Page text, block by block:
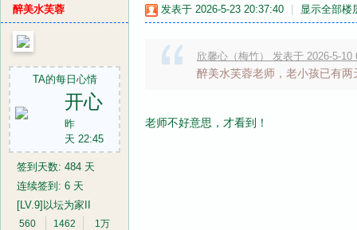
醉美水芙蓉
TA的每日心情
开心
昨
天 22:45
签到天数: 484 天
连续签到: 6 天
[LV.9]以坛为家II
560
1462
1万
发表于 2026-5-23 20:37:40 显示全部楼
欣馨心（梅竹） 发表于 2026-5-10
醉美水芙蓉老师，老小孩已有
老师不好意思，才看到！